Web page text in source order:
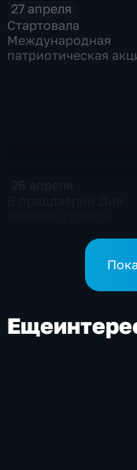
27 апреля
Стартовала
Международная
патриотическая
горадминистрации
поздравляют
Еще